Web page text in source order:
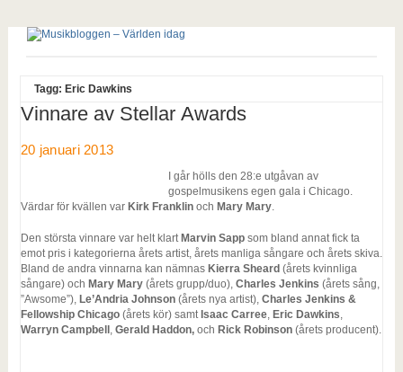
Tagg: Eric Dawkins
Vinnare av Stellar Awards
20 januari 2013
I går hölls den 28:e utgåvan av
gospelmusikens egen gala i Chicago.
Värdar för kvällen var Kirk Franklinoch Mary Mary.
Den största vinnare var helt klart Marvin Sappsom bland annat fick ta
emot pris i kategorierna årets artist, årets manliga sångare och årets skiva.
Bland de andra vinnarna kan nämnas Kierra Sheard (årets kvinnliga
sångare) och Mary Mary(årets grupp/duo), Charles Jenkins (årets sång,
”Awsome”), Le’Andria Johnson(årets nya artist), Charles Jenkins &
Fellowship Chicago(årets kör) samt Isaac Carree, Eric Dawkins,
Warryn Campbell ,Gerald Haddon,och Rick Robinson(årets producent).